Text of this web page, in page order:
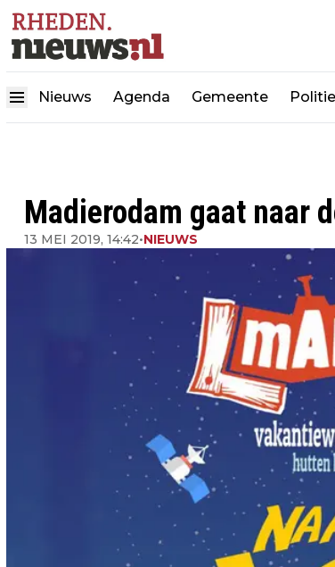
Nieuws Agenda Gemeente
Madierodam gaat naar
13 MEI 2019, 14:42•NIEUWS